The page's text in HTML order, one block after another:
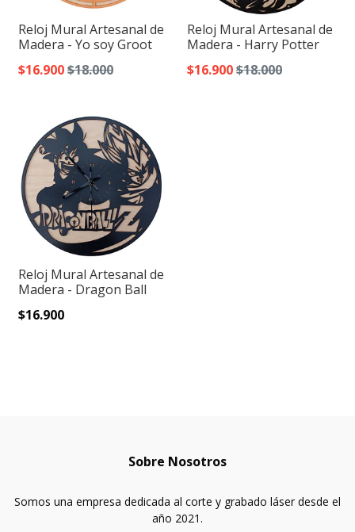
Reloj Mural Artesanal de
Madera - Yo soy Groot
$16.900$18.000
Reloj Mural Artesanal de
Madera - Harry Potter
$16.900$18.000
Reloj Mural Artesanal de
Madera - Dragon Ball
$16.900
Sobre Nosotros
Somos una empresa dedicada al corte y grabado láser desde el
año 2021.